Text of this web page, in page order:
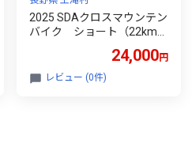
2025 SDAクロスマウンテン
バイク ショート（22km）
24,000円
レビュー (0件)